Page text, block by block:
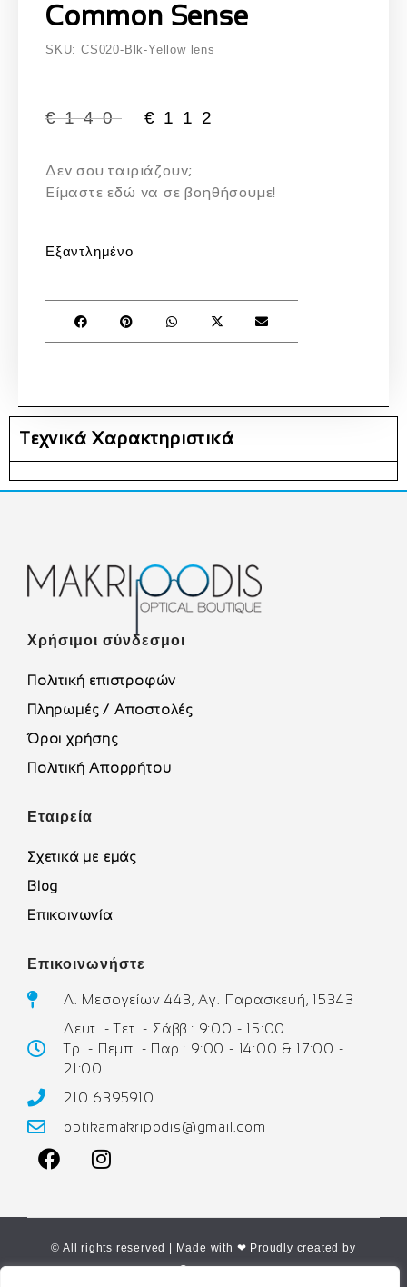
Common Sense
SKU: CS020-Blk-Yellow lens
€140 € 112
Δεν σου ταιριάζουν;
Eίμαστε εδώ να σε βοηθήσουμε!
Εξαντλημένο
Τεχνικά Χαρακτηριστικά
Χρήσιμοι σύνδεσμοι
Πολιτική επιστροφών
Πληρωμές / Αποστολές
Όροι χρήσης
Πολιτική Απορρήτου
Εταιρεία
Σχετικά με εμάς
Blog
Επικοινωνία
Επικοινωνήστε
Λ. Μεσογείων 443, Αγ. Παρασκευή, 15343
Δευτ. - Τετ. - Σάββ.: 9:00 - 15:00
Τρ. - Πεμπ. - Παρ.: 9:00 - 14:00 & 17:00 -
21:00
210 6395910
optikamakripodis@gmail.com
© All rights reserved | Made with ❤ Proudly created by
Corne.gr